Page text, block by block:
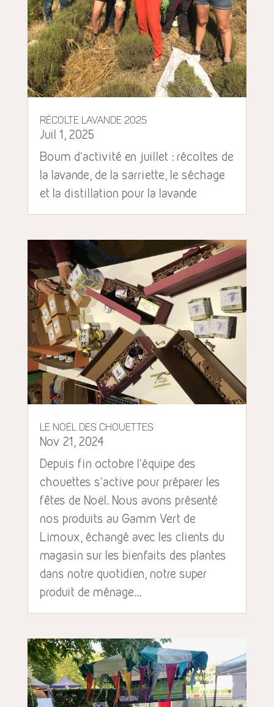
Récolte lavande 2025
Juil 1, 2025
Boum d'activité en juillet : récoltes de
la lavande, de la sarriette, le séchage
et la distillation pour la lavande
Le Noël des chouettes
Nov 21, 2024
Depuis fin octobre l'équipe des
chouettes s'active pour préparer les
fêtes de Noël. Nous avons présenté
nos produits au Gamm Vert de
Limoux, échangé avec les clients du
magasin sur les bienfaits des plantes
dans notre quotidien, notre super
produit de ménage...